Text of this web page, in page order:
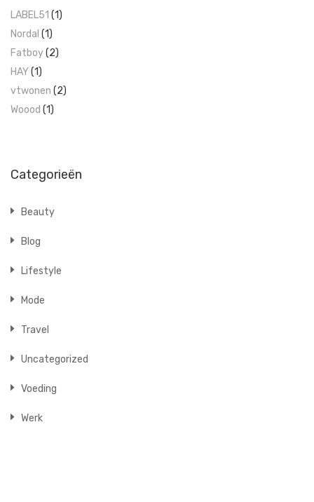
LABEL51 (1)
Nordal (1)
Fatboy(2)
HAY(1)
vtwonen (2)
Woood (1)
Categorieën
Beauty
Blog
Lifestyle
Mode
Travel
Uncategorized
Voeding
Werk